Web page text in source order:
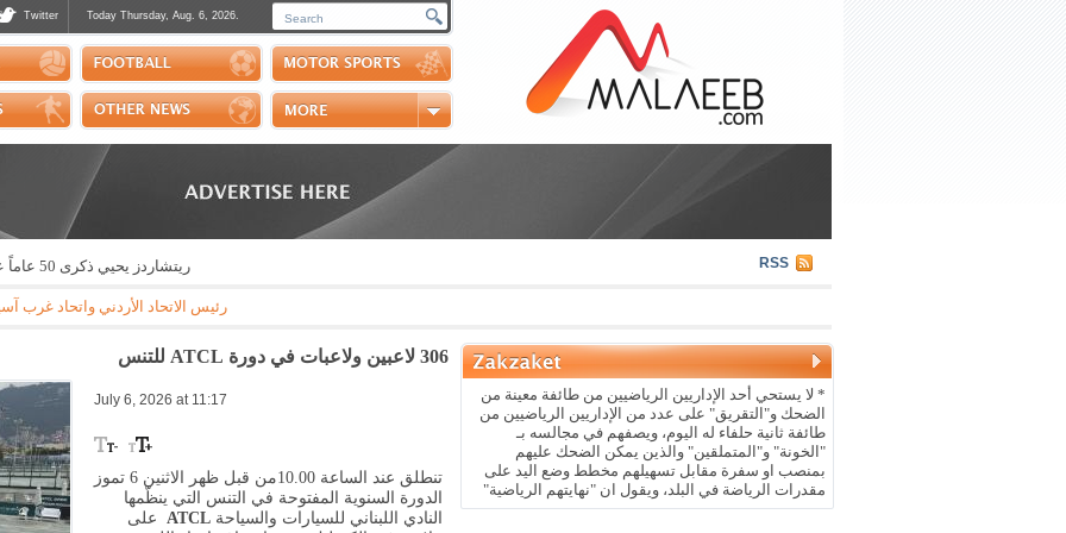
Twitter Today Thursday, Aug. 6, 2026.
Polls
Scores
Handball
ريتشاردز يحيي ذكرى 50 عاماً على تنظيم رالي الكويت RSS
رئيس الاتحاد الأردني واتحاد غرب آسيا لكرة القدم
306 لاعبين ولاعبات في دورة ATCL للتنس
July 6, 2026 at 11:17
تنطلق عند الساعة 10.00من قبل ظهر الاثنين 6 تموز
الدورة السنوية المفتوحة في التنس التي ينظّمها
النادي اللبناني للسيارات والسياحة ATCL على
* لا يستحي أحد الإداريين الرياضيين من طائفة معينة من
الضحك و"التقريق" على عدد من الإداريين الرياضيين من
طائفة ثانية حلفاء له اليوم، ويصفهم في مجالسه بـ
"الخونة" و"المتملقين" والذين يمكن الضحك عليهم
بمنصب او سفرة مقابل تسهيلهم مخطط وضع اليد على
مقدرات الرياضة في البلد، ويقول ان "نهايتهم الرياضية"